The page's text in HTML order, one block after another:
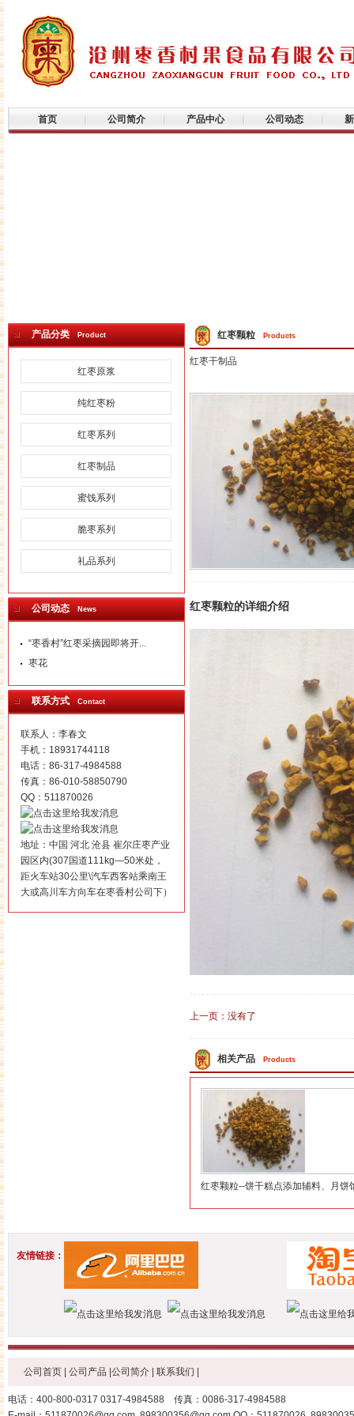
首页 公司简介 产品中心 公司动态
产品分类 Product
红枣原浆
纯红枣粉
红枣系列
红枣制品
蜜饯系列
脆枣系列
礼品系列
公司动态 News
“枣香村”红枣采摘园即将开...
枣花
联系方式 Contact
联系人：李春文
手机：18931744118
电话：86-317-4984588
传真：86-010-58850790
QQ：511870026
地址：中国 河北 沧县 崔尔庄枣产业
园区内(307国道111kg—50米处，
距火车站30公里\汽车西客站乘南王
大或高川车方向车在枣香村公司下）
红枣颗粒 Products
红枣干制品
红枣颗粒的详细介绍
上一页： 没有了
相关产品 Products
红枣颗粒--饼干糕点添加辅料、月饼
友情链接：
公司首页 公司产品 公司简介 联系我们
电话：400-800-0317 0317-4984588 传真：0086-317-4984588